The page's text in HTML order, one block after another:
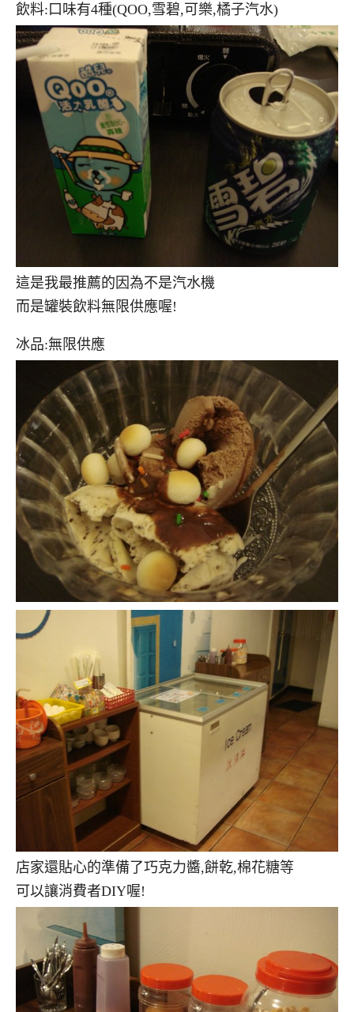
飲料:口味有4種(QOO,雪碧,可樂,橘子汽水)
這是我最推薦的因為不是汽水機
而是罐裝飲料無限供應喔!
冰品:無限供應
店家還貼心的準備了巧克力醬,餅乾,棉花糖等
可以讓消費者DIY喔!